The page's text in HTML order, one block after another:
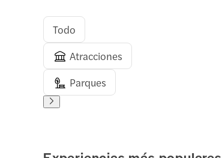
Todo
Atracciones
Parques